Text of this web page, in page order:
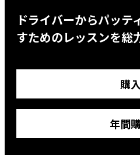
ドライバーからパッテ
すためのレッスンを総
購入
年間